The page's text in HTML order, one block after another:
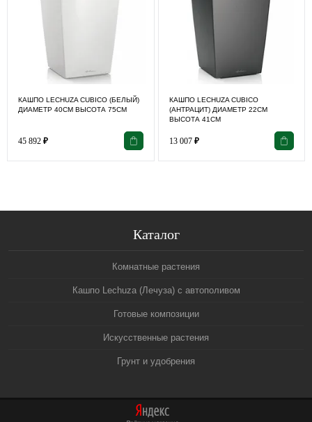
КАШПО LECHUZA CUBICO (БЕЛЫЙ)
ДИАМЕТР 40СМ ВЫСОТА 75СМ
45 892 ₽
КАШПО LECHUZA CUBICO
(АНТРАЦИТ) ДИАМЕТР 22СМ
ВЫСОТА 41СМ
13 007 ₽
Каталог
Комнатные растения
Кашпо Lechuza (Лечуза) с автополивом
Готовые композиции
Искусственные растения
Грунт и удобрения